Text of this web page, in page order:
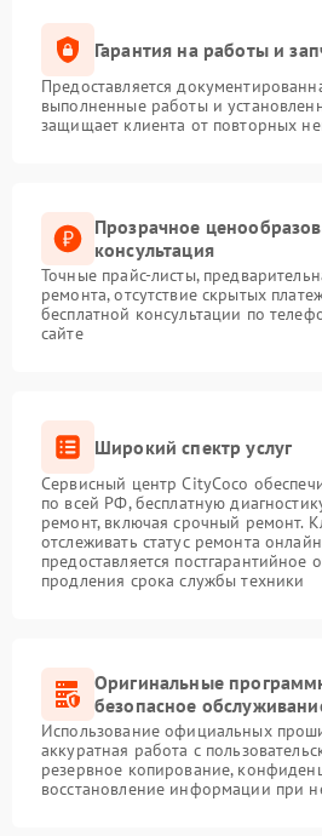
Гарантия на работы и
Предоставляется
выполненные работы и
защищает клиента от повторных
Прозрачное
консультация
Точные прайс-листы,
ремонта, отсутствие скрытых
бесплатной консультации по
сайте
Широкий спектр услуг
Сервисный центр CityCoco
по всей РФ, бесплатную
ремонт, включая срочный ремонт.
отслеживать статус ремонта
предоставляется постгарантийное
продления срока службы техники
Оригинальные
безопасное
Использование официальных
аккуратная работа с
резервное копирование,
восстановление информации при